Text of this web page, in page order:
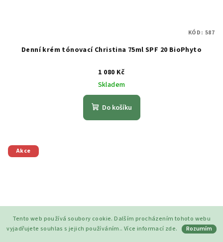
Tento web používá soubory cookie. Dalším procházením tohoto webu
vyjadřujete souhlas s jejich používáním.. Více informací zde. Rozumím
Denní krém tónovací Christina 75ml SPF 20 BioPhyto
1 080 Kč
Skladem
Do košíku
KÓD: 587
Akce